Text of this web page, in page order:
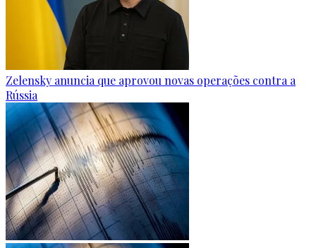
Zelensky anuncia que aprovou novas operações contra a
Rússia